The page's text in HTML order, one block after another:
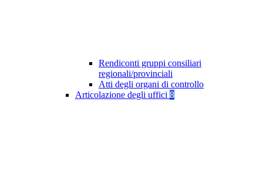
Rendiconti gruppi consiliari
regionali/provinciali
Atti degli organi di controllo
Articolazione degli uffici 8